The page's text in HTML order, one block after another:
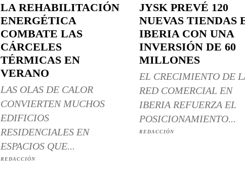
LA REHABILITACIÓN
ENERGÉTICA
COMBATE LAS
CÁRCELES
TÉRMICAS EN
VERANO
LAS OLAS DE CALOR
CONVIERTEN MUCHOS
EDIFICIOS
RESIDENCIALES EN
ESPACIOS QUE...
REDACCIÓN
JYSK PREVÉ 120
NUEVAS TIENDAS
IBERIA CON UNA
INVERSIÓN DE 60
MILLONES
EL CRECIMIENTO DE
RED COMERCIAL EN
IBERIA REFUERZA EL
POSICIONAMIENTO...
REDACCIÓN